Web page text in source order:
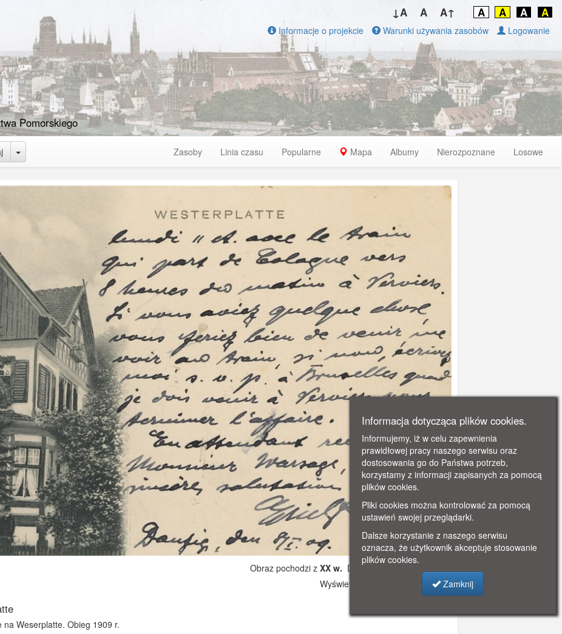
Pomorskiego
↓A A A↑ A A A A
Informacje o projekcie Warunki używania zasobów Logowanie
Toggle Dropdown Zasoby Linia czasu Popularne Mapa Albumy Nierozpoznane Losowe
Obraz pochodzi z XX w. Dodano: 2019-10-31 10:53
Wyświetlono: 2363
Weserplatte. Obieg 1909 r.
Informacja dotycząca plików cookies.
Informujemy, iż w celu zapewnienia
prawidłowej pracy naszego serwisu oraz
dostosowania go do Państwa potrzeb,
korzystamy z informacji zapisanych za pomocą
plików cookies.
Pliki cookies można kontrolować za pomocą
ustawień swojej przeglądarki.
Dalsze korzystanie z naszego serwisu
oznacza, że użytkownik akceptuje stosowanie
plików cookies.
Zamknij